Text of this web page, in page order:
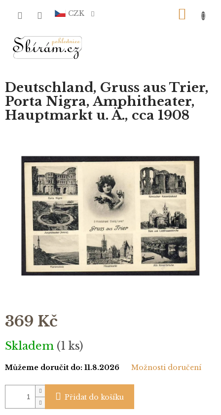
CZK
Deutschland, Gruss aus Trier,
Porta Nigra, Amphitheater,
Hauptmarkt u. Ä., cca 1908
369 Kč
Měrná
cena:
Skladem (1 ks)
Můžeme doručit do: 11.8.2026 Možnosti doručení
Přidat do košíku